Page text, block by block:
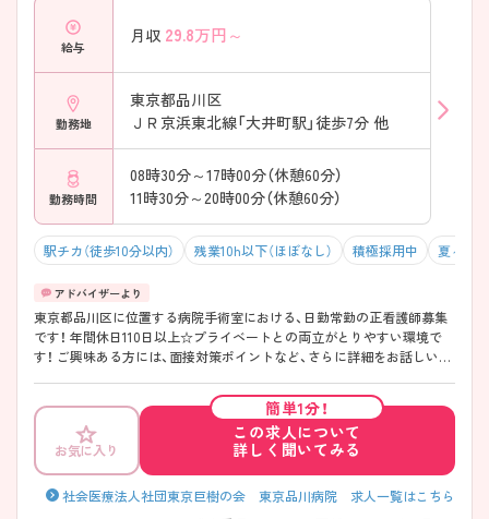
給与
月収 29.8万円～
勤務地
東京都品川区
ＪＲ京浜東北線「大井町駅」徒歩7分 他
勤務時間
08時30分～17時00分（休憩60分）
11時30分～20時00分（休憩60分）
駅チカ（徒歩10分以内） 残業10h以下（ほぼなし） 積極採用中 夏～秋
東京都品川区に位置する病院手術室における、日勤常勤の正看護師募集
です！ 年間休日110日以上☆プライベートとの両立がとりやすい環境で
す！ ご興味ある方には、面接対策ポイントなど、さらに詳細をお話しいた
お気に入り
簡単1分！
この求人について
詳しく聞いてみる
社会医療法人社団東京巨樹の会 東京品川病院 求人一覧はこちら